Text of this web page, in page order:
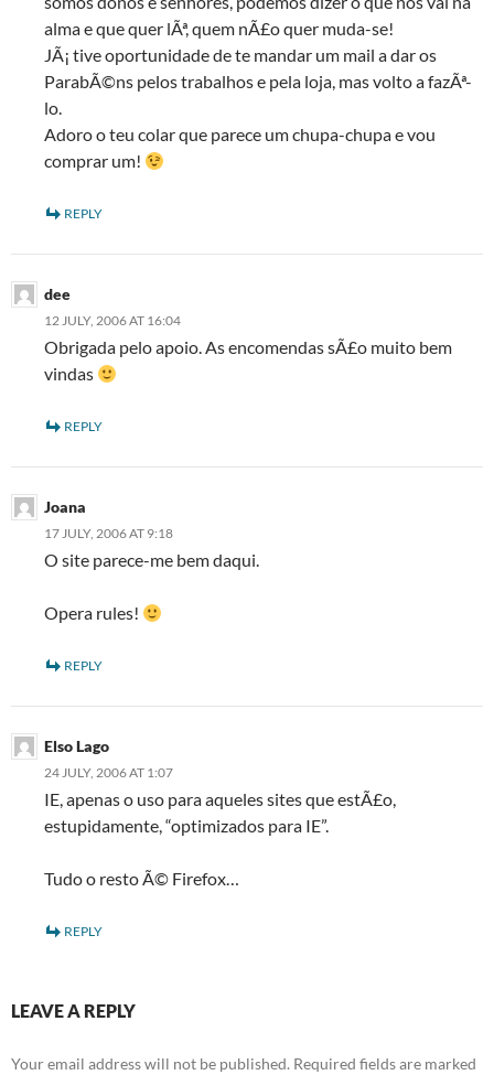
alma e que quer lÃª, quem nÃ£o quer muda-se!
JÃ¡ tive oportunidade de te mandar um mail a dar os
ParabÃ©ns pelos trabalhos e pela loja, mas volto a fazÃª-
lo.
Adoro o teu colar que parece um chupa-chupa e vou
comprar um!
REPLY
dee
12 JULY, 2006 AT 16:04
Obrigada pelo apoio. As encomendas sÃ£o muito bem
vindas
REPLY
Joana
17 JULY, 2006 AT 9:18
O site parece-me bem daqui.
Opera rules!
REPLY
Elso Lago
24 JULY, 2006 AT 1:07
IE, apenas o uso para aqueles sites que estÃ£o,
estupidamente, “optimizados para IE”.
Tudo o resto Ã© Firefox…
REPLY
LEAVE A REPLY
Your email address will not be published. Required fields are marked